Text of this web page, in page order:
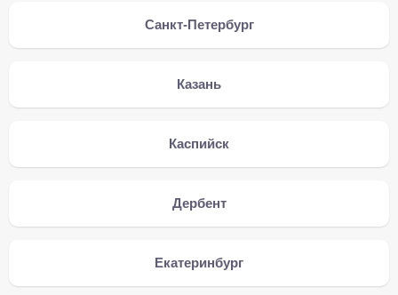
Санкт-Петербург
Казань
Каспийск
Дербент
Екатеринбург